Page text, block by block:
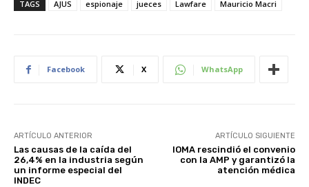
TAGS AJUS espionaje jueces Lawfare Mauricio Macri
Facebook X WhatsApp
ARTÍCULO ANTERIOR
Las causas de la caída del
26,4% en la industria según
un informe especial del
INDEC
ARTÍCULO SIGUIENTE
IOMA rescindió el convenio
con la AMP y garantizó la
atención médica